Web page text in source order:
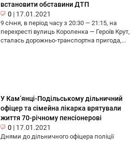
встановити обставини ДТП
0 | 17.01.2021
9 січня, в період часу з 20:30 — 21:15, на
перехресті вулиць Короленка — Героїв Крут,
сталась дорожньо-транспортна пригода,...
У Кам’янці-Подільському дільничний
офіцер та сімейна лікарка врятували
життя 70-річному пенсіонерові
0 | 17.01.2021
Днями до дільничного офіцера поліції